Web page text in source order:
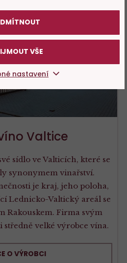
Valtice
sídlo ve Valticích, které se
synonymem vinařství.
je kraj, jeho poloha,
Lednicko-Valtický areál se
Rakouskem. Firma svým
středně velké výrobce vína.
O VÝROBCI
VŠE
nastavení